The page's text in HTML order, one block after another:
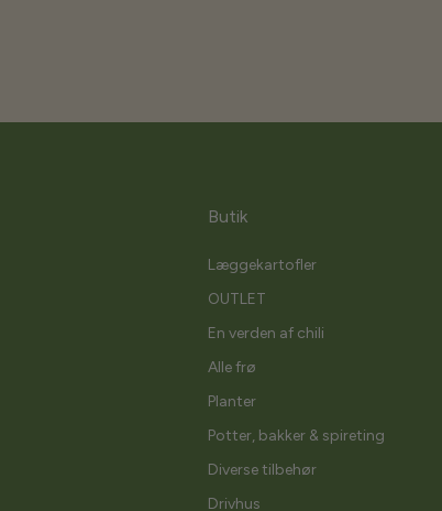
Butik
Læggekartofler
OUTLET
En verden af chili
Alle frø
Planter
Potter, bakker & spireting
Diverse tilbehør
Drivhus